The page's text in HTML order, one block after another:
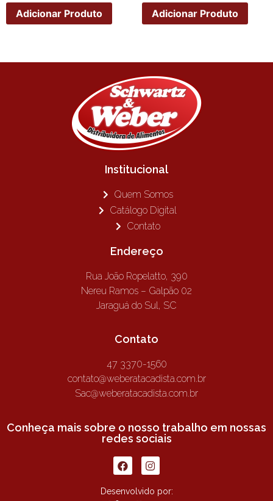
Adicionar Produto Adicionar Produto
Institucional
Quem Somos
Catálogo Digital
Contato
Endereço
Rua João Ropelatto, 390
Nereu Ramos – Galpão 02
Jaraguá do Sul, SC
Contato
47 3370-1560
contato@weberatacadista.com.br
Sac@weberatacadista.com.br
Conheça mais sobre o nosso trabalho em nossas
redes sociais
Desenvolvido por: